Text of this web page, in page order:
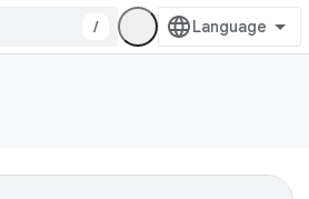
/